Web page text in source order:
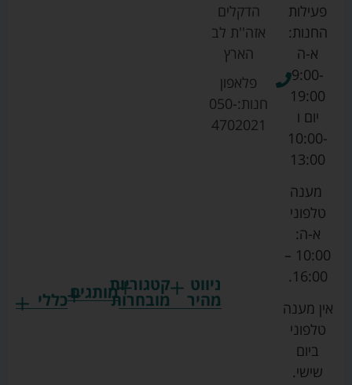
ניווט
מהיר
קטגוריות
מובחרותמותגים
גרקו
כללי
הדקלים
אזה''ת לב
הארץ
פלאפון
חנות:050-
4702021
פעילות
החנות:
א-ה
9:00-
19:00
יום ו
10:00-
13:00
מענה
טלפוני
א-ה:
10:00 –
16:00.
אין מענה
טלפוני
ביום
שישי.